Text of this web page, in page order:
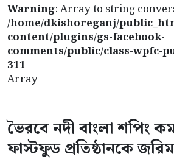
Warning: Array to string
/home/dkishoreganj/
content/plugins/gs-facebook-
comments/public/class-wpfc-
311
Array
ভৈরবে নদী বাংলা শপিং
ফাস্টফুড প্রতিষ্ঠানকে